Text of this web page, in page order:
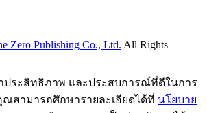
Zero Publishing Co., Ltd. All Rights
ประสิทธิภาพ และประสบการณ์ที่ดีในการ
สามารถศึกษารายละเอียดได้ที่ นโยบาย